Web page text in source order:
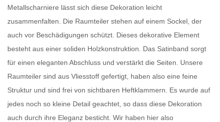
Metallscharniere lässt sich diese Dekoration leicht
zusammenfalten. Die Raumteiler stehen auf einem Sockel, der
auch vor Beschädigungen schützt. Dieses dekorative Element
besteht aus einer soliden Holzkonstruktion. Das Satinband sorgt
für einen eleganten Abschluss und verstärkt die Seiten. Unsere
Raumteiler sind aus Vliesstoff gefertigt, haben also eine feine
Struktur und sind frei von sichtbaren Heftklammern. Es wurde auf
jedes noch so kleine Detail geachtet, so dass diese Dekoration
auch durch ihre Eleganz besticht. Wir haben hier also